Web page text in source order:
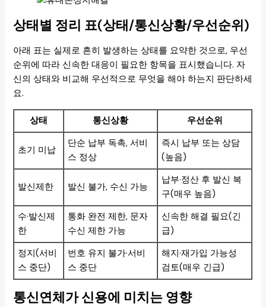
상태별 정리 표(상태/통신상황/우선순위)
아래 표는 실제로 흔히 발생하는 상태를 요약한 것으로, 우선
순위에 따라 신속한 대응이 필요한 항목을 표시했습니다. 자
신의 상태와 비교해 우선적으로 무엇을 해야 하는지 판단하세
요.
상태 통신상황 우선순위
초기 미납
단순 납부 독촉, 서비
스 정상
즉시 납부 또는 상담
(높음)
발신제한 발신 불가, 수신 가능
납부·정산 후 발신 복
구(매우 높음)
수·발신제
한
통화 완전 제한, 문자
수신 제한 가능
신속한 해결 필요(긴
급)
정지(서비
스 중단)
번호 유지 불가·서비
스 중단
해지·재가입 가능성
검토(매우 긴급)
통신연체가 신용에 미치는 영향